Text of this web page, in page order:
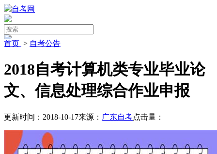
自考网
首页 > 自考公告
2018自考计算机类专业毕业论
文、信息处理综合作业申报
更新时间：2018-10-17来源： 广东自考点击量：